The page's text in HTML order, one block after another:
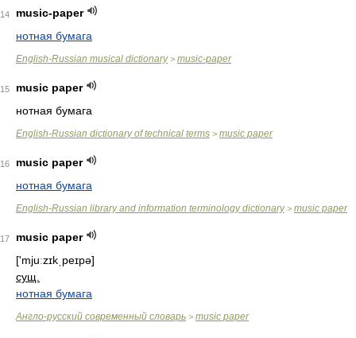
14
music-paper
нотная бумага
English-Russian musical dictionary> music-paper
15
music paper
нотная бумага
English-Russian dictionary of technical terms > music paper
16
music paper
нотная бумага
English-Russian library and information terminology dictionary> music paper
17
music paper
['mjuːzɪkˌpeɪpə]
сущ.
нотная бумага
Англо-русский современный словарь > music paper